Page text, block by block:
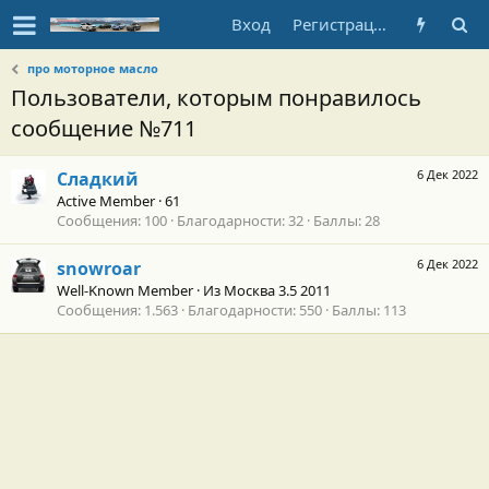
Вход Регистрация
про моторное масло
Пользователи, которым понравилось
сообщение №711
6 Дек 2022
Сладкий
Active Member ·61
Сообщения 100 Благодарности 32 Баллы 28
6 Дек 2022
snowroar
Well-Known Member · Из Москва 3.5 2011
Сообщения 1.563 Благодарности 550 Баллы 113